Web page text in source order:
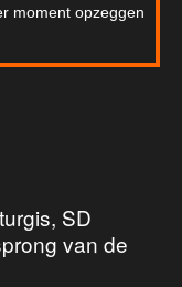
moment opzeggen
SD
van de